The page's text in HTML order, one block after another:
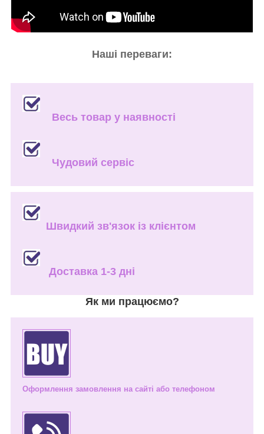
Наші переваги:
Весь товар у наявності
Чудовий сервіс
Швидкий зв'язок із клієнтом
Доставка 1-3 дні
Як ми працюємо?
Оформлення замовлення на сайті або телефоном